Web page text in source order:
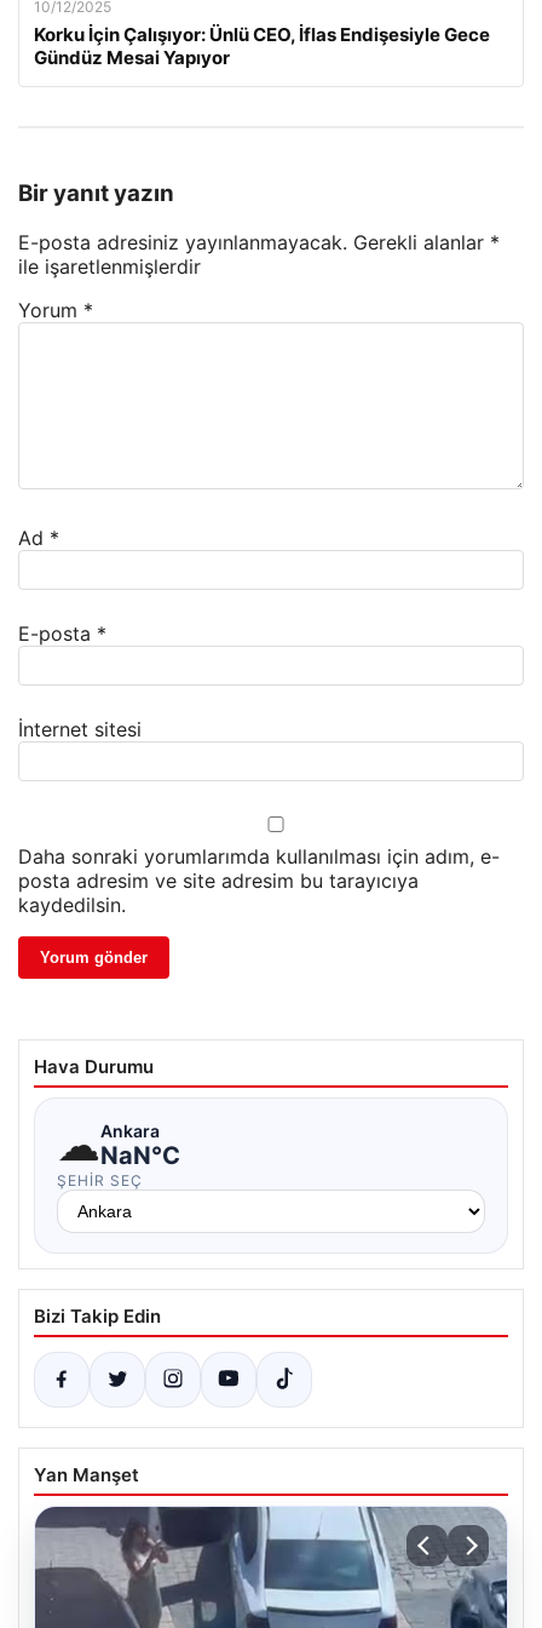
10/12/2025
Korku İçin Çalışıyor: Ünlü CEO, İflas Endişesiyle Gece
Gündüz Mesai Yapıyor
Bir yanıt yazın
E-posta adresiniz yayınlanmayacak. Gerekli alanlar *
ile işaretlenmişlerdir
Yorum *
Ad *
E-posta *
İnternet sitesi
Daha sonraki yorumlarımda kullanılması için adım, e-
posta adresim ve site adresim bu tarayıcıya
kaydedilsin.
Hava Durumu
☁Ankara
NaN°C
ŞEHIR SEÇ
Bizi Takip Edin
Yan Manşet